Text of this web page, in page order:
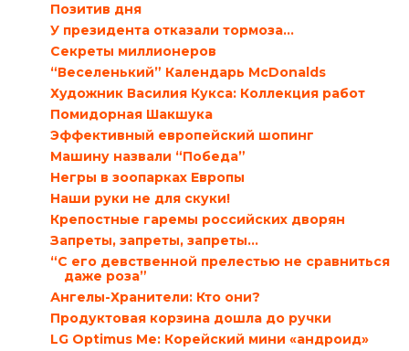
Позитив дня
У президента отказали тормоза…
Секреты миллионеров
“Веселенький” Календарь McDonalds
Художник Василия Кукса: Коллекция работ
Помидорная Шакшука
Эффективный европейский шопинг
Машину назвали “Победа”
Негры в зоопарках Европы
Наши руки не для скуки!
Крепостные гаремы российских дворян
Запреты, запреты, запреты…
“С его девственной прелестью не сравниться
даже роза”
Ангелы-Хранители: Кто они?
Продуктовая корзина дошла до ручки
LG Optimus Me: Корейский мини «андроид»